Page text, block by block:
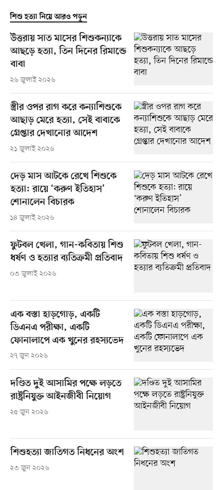
শিশু হত্যা নিয়ে আরও পড়ুন
উত্তরায় সাত মাসের শিশুকন্যাকে
আছড়ে হত্যা, তিন দিনের রিমান্ডে
বাবা
২৬ জুলাই ২০২৬
স্ত্রীর ওপর রাগ করে কন্যাশিশুকে
আছাড় মেরে হত্যা, সেই বাবাকে
গ্রেপ্তার দেখানোর আদেশ
২১ জুলাই ২০২৬
দেড় মাস আটকে রেখে শিশুকে
হত্যা: রায়ে ‘করুণ ইতিহাস’
শোনালেন বিচারক
১৪ জুলাই ২০২৬
ফুটবল খেলা, গান-কবিতায় শিশু
ধর্ষণ ও হত্যার ব্যতিক্রমী প্রতিবাদ
০৩ জুলাই ২০২৬
এক বস্তা হাড়গোড়, একটি
ডিএনএ পরীক্ষা, একটি
ফোনালাপে এক খুনের রহস্যভেদ
২৭ জুন ২০২৬
দণ্ডিত দুই আসামির পক্ষে লড়তে
রাষ্ট্রনিযুক্ত আইনজীবী নিয়োগ
২৫ জুন ২০২৬
শিশুহত্যা জাতিগত নিধনের অংশ
২৩ জুন ২০২৬